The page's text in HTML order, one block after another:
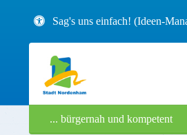
Sag's uns einfach! (Ideen-
... bürgernah und kompetent